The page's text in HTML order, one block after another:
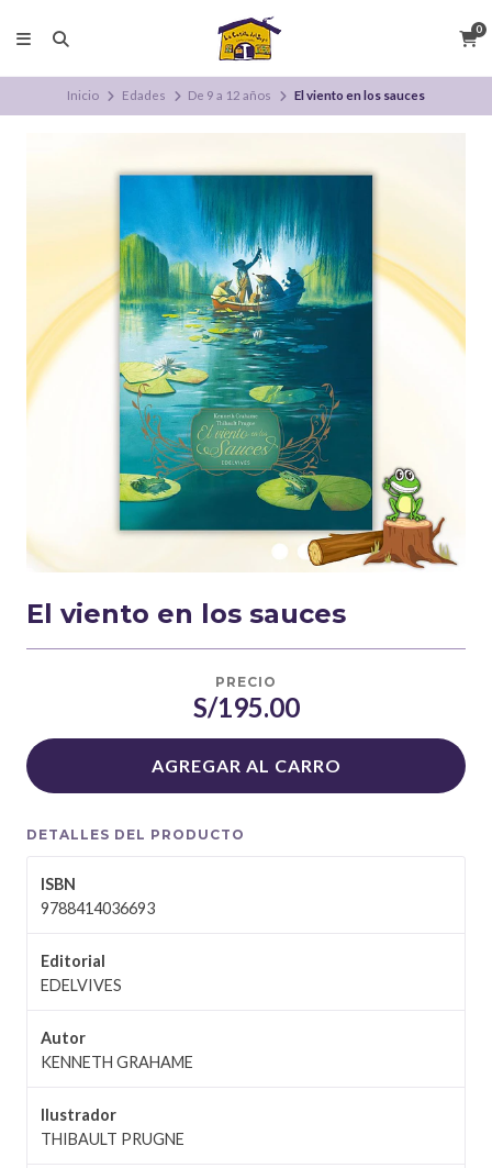
0
Inicio Edades De 9 a 12 años El viento en los sauces
El viento en los sauces
PRECIO
S/195.00
AGREGAR AL CARRO
DETALLES DEL PRODUCTO
ISBN
9788414036693
Editorial
EDELVIVES
Autor
KENNETH GRAHAME
Ilustrador
THIBAULT PRUGNE